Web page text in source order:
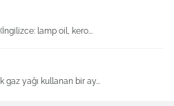
lamp oil, kero...
gaz yağı kullanan bir ay...